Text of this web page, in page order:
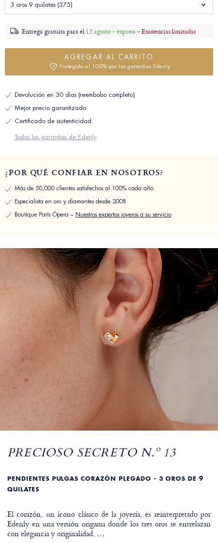
3 oros 9 quilates (375)
Entrega gratuita para el 12 agosto - express -Existencias limitadas
AGREGAR AL CARRITO
Protegido al 100% por las garantías Edenly
Devolución en 30 días (reembolso completo)
Mejor precio garantizado
Certificado de autenticidad
Todas las garantías de Edenly
¿POR QUÉ CONFIAR EN NOSOTROS?
Más de 50,000 clientes satisfechos al 100% cada año.
Especialista en oro y diamantes desde 2008
Boutique París Ópera – Nuestros expertos joyeros a su servicio
PRECIOSO SECRETO N.º 13
PENDIENTES PULGAS CORAZÓN PLEGADO - 3 OROS DE 9
QUILATES
El corazón, un ícono clásico de la joyería, es reinterpretado por
Edenly en una versión origami donde los tres oros se entrelazan
con elegancia y originalidad. …